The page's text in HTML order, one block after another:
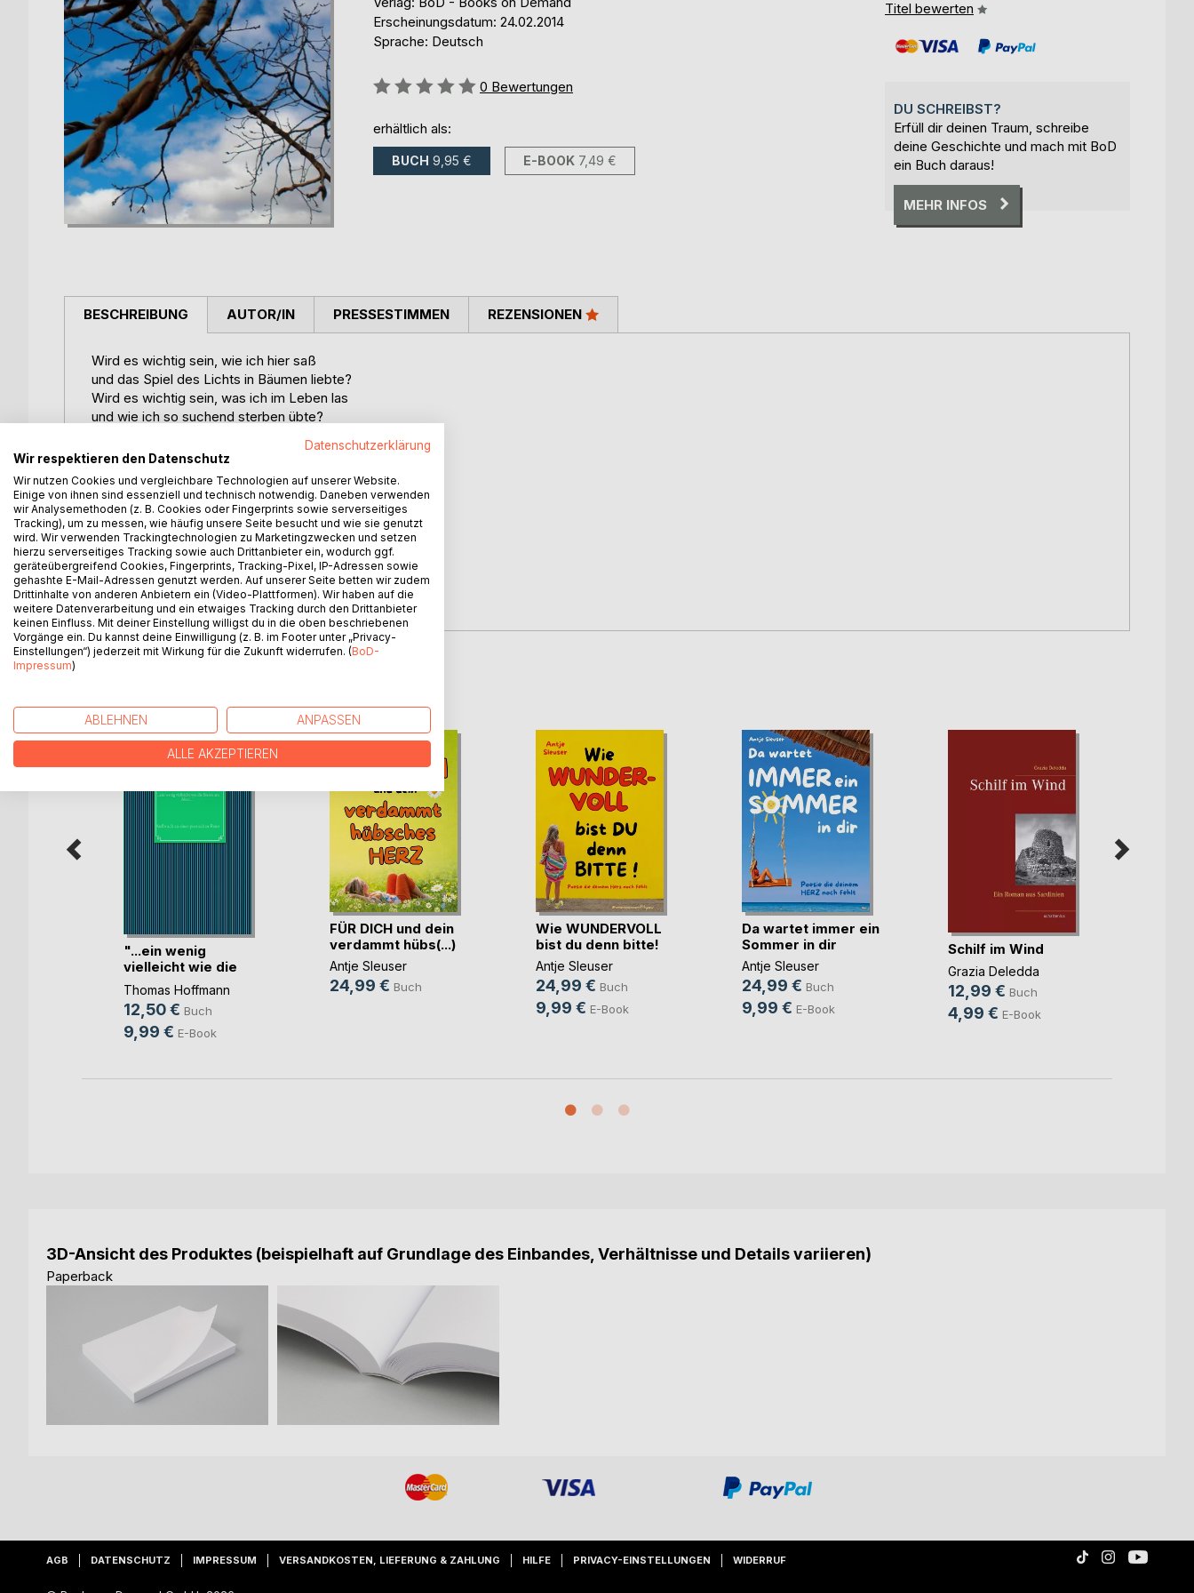
Erscheinungsdatum: 24.02.2014
Sprache: Deutsch
Bewertung::
0 Bewertungen
erhältlich als:
BUCH 9,95 € E-BOOK 7,49 €
Titel bewerten
DU SCHREIBST?
Erfüll dir deinen Traum, schreibe
deine Geschichte und mach mit BoD
ein Buch daraus!
MEHR INFOS
BESCHREIBUNG
Wird es wichtig sein, wie ich hier saß
und das Spiel des Lichts in Bäumen liebte?
Wird es wichtig sein, was ich im Leben las
und wie ich so suchend sterben übte?
Wird es wichtig sein, wie ich dein Atmen trank
und was ich in deine Träume schrieb?
Wird es wichtig sein, wie ich versank
tausendmal in Leib und Trieb?
Wird es wichtig sein, dass ich verstand,
mich als Ton zu fügen in die Melodie?
Wird es wichtig sein, dass ich an deiner Hand
bis ich weise war nach Bleiben schrie?
AUTOR/IN PRESSESTIMMEN REZENSIONEN
"...ein wenig
vielleicht wie die
S(...)
Thomas Hoffmann
12,50 € Buch
9,99 € E-Book
FÜR DICH und dein
verdammt hübs(...)
Antje Sleuser
24,99 € Buch
Wie WUNDERVOLL
bist du denn bitte!
Antje Sleuser
24,99 € Buch
9,99 € E-Book
Da wartet immer ein
Sommer in dir
Antje Sleuser
24,99 € Buch
9,99 € E-Book
Schilf im Wind
Grazia Deledda
12,99 € Buch
4,99 € E-Book
3D-Ansicht des Produktes (beispielhaft auf Grundlage des Einbandes, Verhältnisse und Details variieren)
Paperback
AGB DATENSCHUTZ IMPRESSUM VERSANDKOSTEN, LIEFERUNG & ZAHLUNG HILFE PRIVACY-EINSTELLUNGEN WIDERRUF
Datenschutzerklärung
Wir respektieren den Datenschutz
Wir nutzen Cookies und vergleichbare Technologien auf unserer Website.
Einige von ihnen sind essenziell und technisch notwendig. Daneben verwenden
wir Analysemethoden (z. B. Cookies oder Fingerprints sowie serverseitiges
Tracking), um zu messen, wie häufig unsere Seite besucht und wie sie genutzt
wird. Wir verwenden Trackingtechnologien zu Marketingzwecken und setzen
hierzu serverseitiges Tracking sowie auch Drittanbieter ein, wodurch ggf.
geräteübergreifend Cookies, Fingerprints, Tracking-Pixel, IP-Adressen sowie
gehashte E-Mail-Adressen genutzt werden. Auf unserer Seite betten wir zudem
Drittinhalte von anderen Anbietern ein (Video-Plattformen). Wir haben auf die
weitere Datenverarbeitung und ein etwaiges Tracking durch den Drittanbieter
keinen Einfluss. Mit deiner Einstellung willigst du in die oben beschriebenen
Vorgänge ein. Du kannst deine Einwilligung (z. B. im Footer unter „Privacy-
Einstellungen“) jederzeit mit Wirkung für die Zukunft widerrufen. (BoD-
Impressum)
ABLEHNEN ANPASSEN
ALLE AKZEPTIEREN